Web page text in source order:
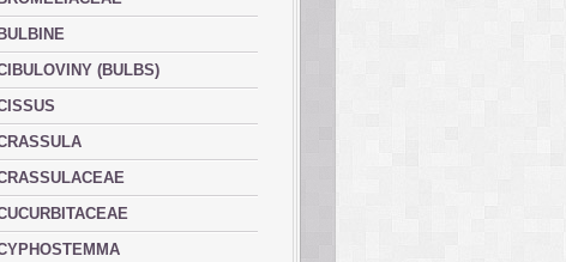
BULBINE
(BULBS)